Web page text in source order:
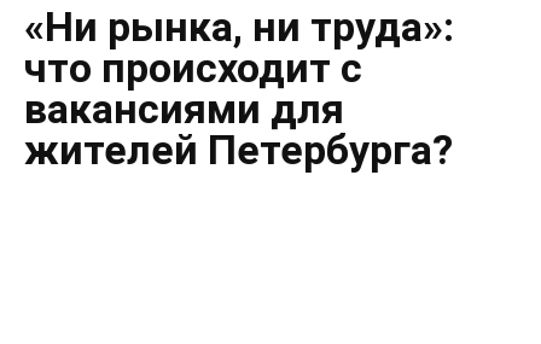
«Ни рынка, ни труда»:
что происходит с
вакансиями для
жителей Петербурга?